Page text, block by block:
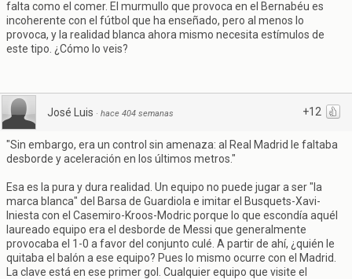
falta como el comer. El murmullo que provoca en el Bernabéu es
incoherente con el fútbol que ha enseñado, pero al menos lo
provoca, y la realidad blanca ahora mismo necesita estímulos de
este tipo. ¿Cómo lo veis?
+12
José Luis · hace 404 semanas
"Sin embargo, era un control sin amenaza: al Real Madrid le faltaba
desborde y aceleración en los últimos metros."
Esa es la pura y dura realidad. Un equipo no puede jugar a ser "la
marca blanca" del Barsa de Guardiola e imitar el Busquets-Xavi-
Iniesta con el Casemiro-Kroos-Modric porque lo que escondía aquél
laureado equipo era el desborde de Messi que generalmente
provocaba el 1-0 a favor del conjunto culé. A partir de ahí, ¿quién le
quitaba el balón a ese equipo? Pues lo mismo ocurre con el Madrid.
La clave está en ese primer gol. Cualquier equipo que visite el